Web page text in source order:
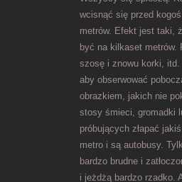
wcisnąć się przed
metrów. Efekt jest taki,
być na kilkaset metrów.
szosę i znowu korki,
aby obserwować
obrazkiem, jakich nie
stosy śmieci, gromadki
próbujących złapać
metro i są autobusy.
bardzo brudne i
i jeżdżą bardzo rzadko.